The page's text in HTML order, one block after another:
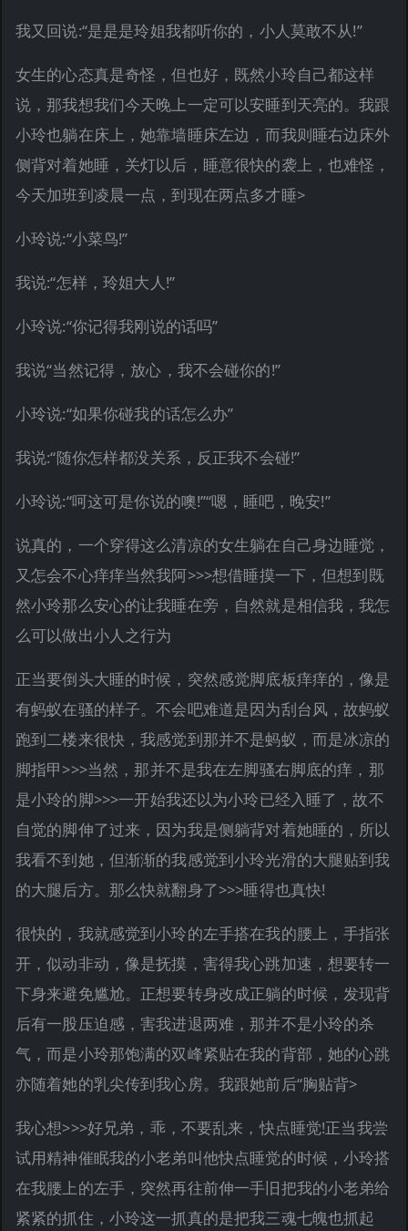
我又回说:“是是是玲姐我都听你的，小人莫敢不从!”
女生的心态真是奇怪，但也好，既然小玲自己都这样
说，那我想我们今天晚上一定可以安睡到天亮的。我跟
小玲也躺在床上，她靠墙睡床左边，而我则睡右边床外
侧背对着她睡，关灯以后，睡意很快的袭上，也难怪，
今天加班到凌晨一点，到现在两点多才睡>
小玲说:“小菜鸟!”
我说:“怎样，玲姐大人!”
小玲说:“你记得我刚说的话吗”
我说“当然记得，放心，我不会碰你的!”
小玲说:“如果你碰我的话怎么办”
我说:“随你怎样都没关系，反正我不会碰!”
小玲说:“呵这可是你说的噢!”“嗯，睡吧，晚安!”
说真的，一个穿得这么清凉的女生躺在自己身边睡觉，
又怎会不心痒痒当然我阿>>>想借睡摸一下，但想到既
然小玲那么安心的让我睡在旁，自然就是相信我，我怎
么可以做出小人之行为
正当要倒头大睡的时候，突然感觉脚底板痒痒的，像是
有蚂蚁在骚的样子。不会吧难道是因为刮台风，故蚂蚁
跑到二楼来很快，我感觉到那并不是蚂蚁，而是冰凉的
脚指甲>>>当然，那并不是我在左脚骚右脚底的痒，那
是小玲的脚>>>一开始我还以为小玲已经入睡了，故不
自觉的脚伸了过来，因为我是侧躺背对着她睡的，所以
我看不到她，但渐渐的我感觉到小玲光滑的大腿贴到我
的大腿后方。那么快就翻身了>>>睡得也真快!
很快的，我就感觉到小玲的左手搭在我的腰上，手指张
开，似动非动，像是抚摸，害得我心跳加速，想要转一
下身来避免尴尬。正想要转身改成正躺的时候，发现背
后有一股压迫感，害我进退两难，那并不是小玲的杀
气，而是小玲那饱满的双峰紧贴在我的背部，她的心跳
亦随着她的乳尖传到我心房。我跟她前后“胸贴背>
我心想>>>好兄弟，乖，不要乱来，快点睡觉!正当我尝
试用精神催眠我的小老弟叫他快点睡觉的时候，小玲搭
在我腰上的左手，突然再往前伸一手旧把我的小老弟给
紧紧的抓住，小玲这一抓真的是把我三魂七魄也抓起